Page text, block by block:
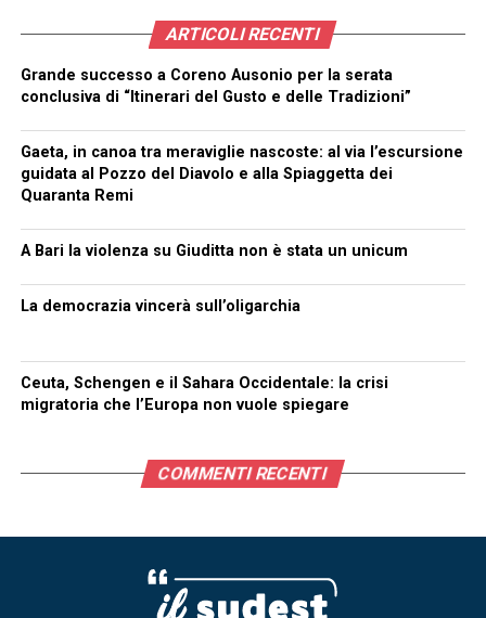
ARTICOLI RECENTI
Grande successo a Coreno Ausonio per la serata
conclusiva di “Itinerari del Gusto e delle Tradizioni”
Gaeta, in canoa tra meraviglie nascoste: al via l’escursione
guidata al Pozzo del Diavolo e alla Spiaggetta dei
Quaranta Remi
A Bari la violenza su Giuditta non è stata un unicum
La democrazia vincerà sull’oligarchia
Ceuta, Schengen e il Sahara Occidentale: la crisi
migratoria che l’Europa non vuole spiegare
COMMENTI RECENTI